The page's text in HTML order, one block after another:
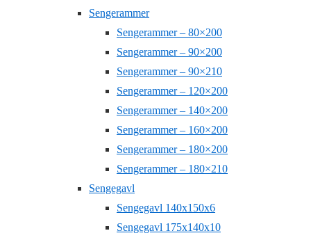
Sengerammer
Sengerammer – 80×200
Sengerammer – 90×200
Sengerammer – 90×210
Sengerammer – 120×200
Sengerammer – 140×200
Sengerammer – 160×200
Sengerammer – 180×200
Sengerammer – 180×210
Sengegavl
Sengegavl 140x150x6
Sengegavl 175x140x10